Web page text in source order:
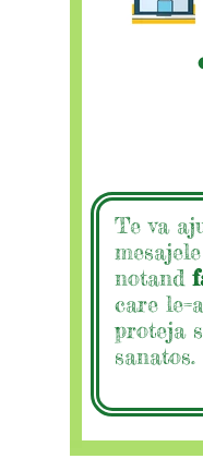
Te va
notand
care
proteja
sanatos.